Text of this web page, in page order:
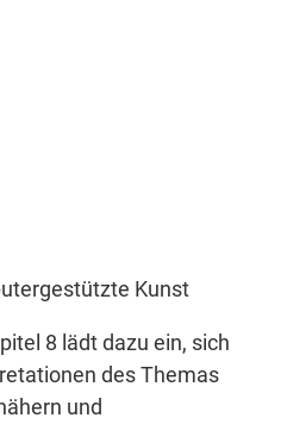
Kunst
8 lädt dazu ein, sich
des Themas
und